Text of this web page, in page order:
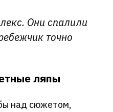
Они спалили
точно
ляпы
над сюжетом,